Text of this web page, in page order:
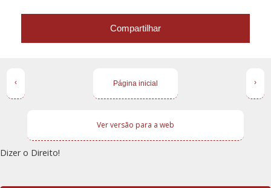
Compartilhar
‹ ›
Página inicial
Ver versão para a web
Dizer o Direito!